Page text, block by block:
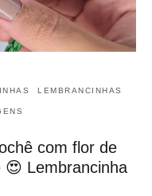
LEMBRANCINHAS
com flor de
😍 Lembrancinha